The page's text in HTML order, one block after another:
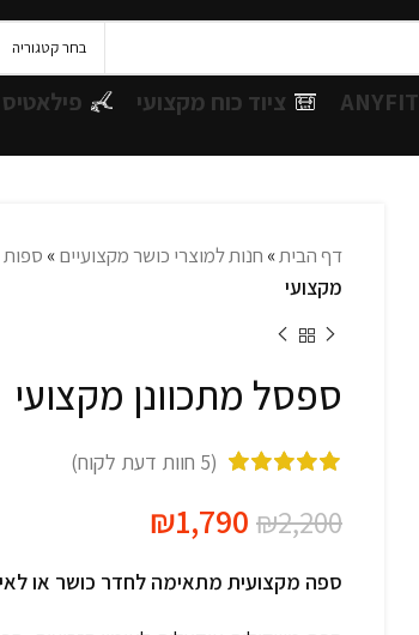
בחר קטגוריה
ANYFIT ציוד כוח מקצועי
דף הבית» חנות למוצרי כושר מקצועיים»
מקצועי
ספסל מתכוונן מקצועי
(
5 חוות דעת לקוח)
₪2,200
₪1,790
ספה מקצועית מתאימה לחדר כושר או